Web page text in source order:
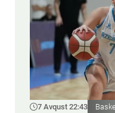
7 Avqust 22:43